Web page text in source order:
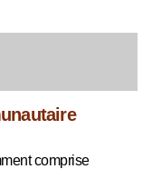
comprise